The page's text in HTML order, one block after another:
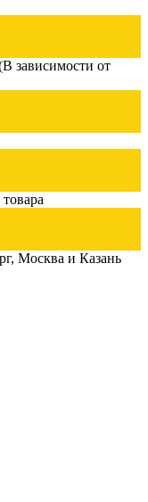
зависимости от
Москва и Казань